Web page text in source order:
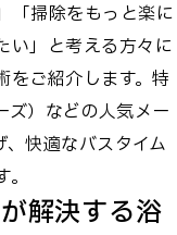
「掃除をもっと楽に
い」と考える方々に
をご紹介します。特
）などの人気メー
快適なバスタイム
解決する浴